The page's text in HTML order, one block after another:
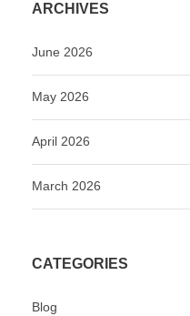
ARCHIVES
June 2026
May 2026
April 2026
March 2026
CATEGORIES
Blog